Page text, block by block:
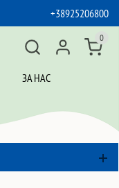
+38925206800
ЗА НАС
0